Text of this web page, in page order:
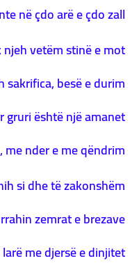
në çdo arë e çdo zall.
vetëm stinë e mot,
sakrifica, besë e durim.
gruri është një amanet,
nder e me qëndrim.
si dhe të zakonshëm,
zemrat e brezave.
me djersë e dinjitet,